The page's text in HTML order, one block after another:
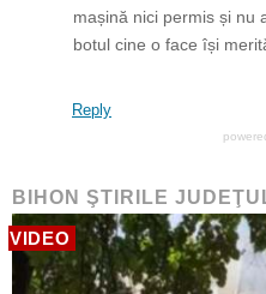
mașină nici permis și nu
botul cine o face își
Reply
BIHON ŞTIRILE
VIDEO